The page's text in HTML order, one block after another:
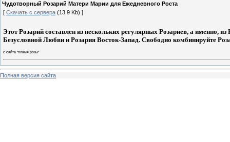
Чудотворный Розарий Матери Марии для Ежедневного Роста
[ Скачать с сервера (13.9 Kb) ]
Этот Розарий составлен из нескольких регулярных Розариев, а именно,
Безусловной Любви и Розария Восток-Запад. Свободно комбинируйте
с сайта "пламя розы"
Полная версия сайта